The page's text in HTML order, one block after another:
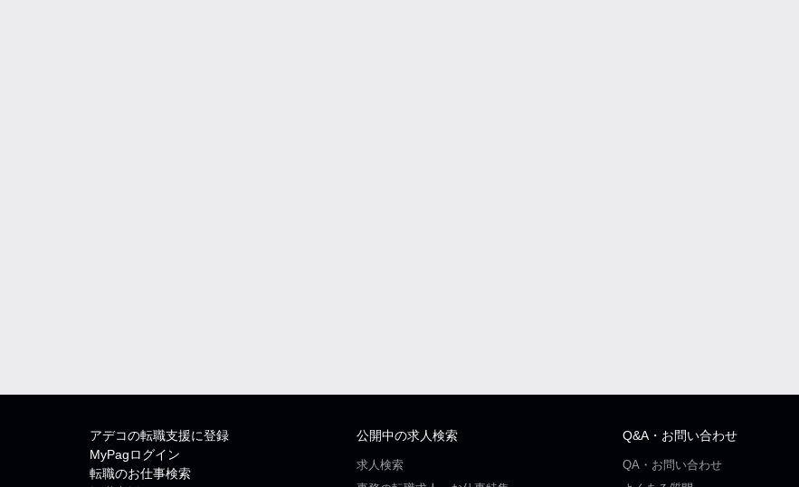
アデコの転職支援に登録
MyPagログイン
転職のお仕事検索
公開中の求人検索
求人検索
Q&A・お問い合わせ
QA・お問い合わせ